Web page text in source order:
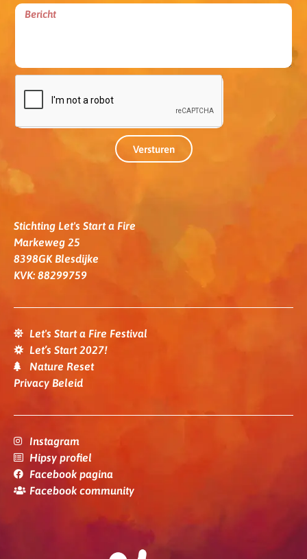
Versturen
Stichting Let's Start a Fire
Markeweg 25
8398GK Blesdijke
KVK: 88299759
Let's Start a Fire Festival
Let’s Start 2027!
Nature Reset
Privacy Beleid
Instagram
Hipsy profiel
Facebook pagina
Facebook community